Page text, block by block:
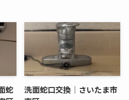
蛇
洗面蛇口交換｜さいたま市